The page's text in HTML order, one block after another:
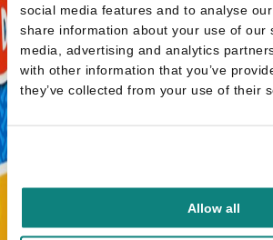
social media features and to analyse
share information about your use of our
media, advertising and analytics
with other information that you’ve
they’ve collected from your use of their
Allow all